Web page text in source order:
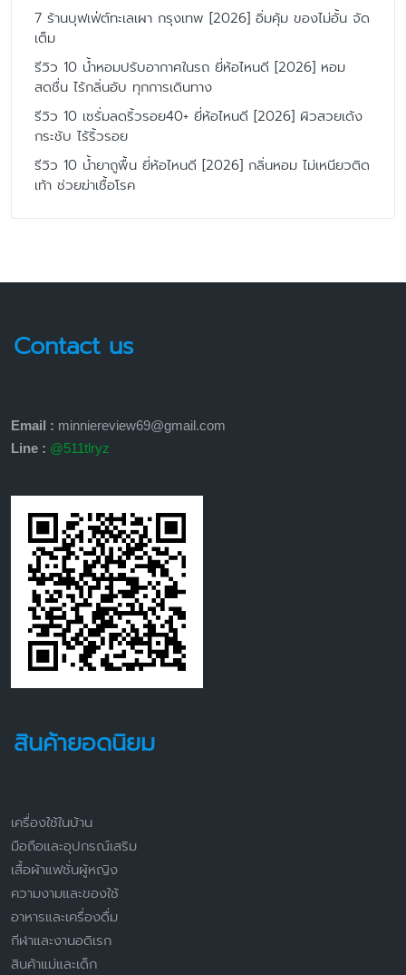
7 ร้านบุฟเฟ่ต์ทะเลเผา กรุงเทพ [2026] อิ่มคุ้ม ของไม่อั้น จัด
เต็ม
รีวิว 10 น้ำหอมปรับอากาศในรถ ยี่ห้อไหนดี [2026] หอม
สดชื่น ไร้กลิ่นอับ ทุกการเดินทาง
รีวิว 10 เซรั่มลดริ้วรอย40+ ยี่ห้อไหนดี [2026] ผิวสวยเด้ง
กระชับ ไร้ริ้วรอย
รีวิว 10 น้ำยาถูพื้น ยี่ห้อไหนดี [2026] กลิ่นหอม ไม่เหนียวติด
เท้า ช่วยฆ่าเชื้อโรค
Contact us
Email : minniereview69@gmail.com
Line : @511tlryz
สินค้ายอดนิยม
เครื่องใช้ในบ้าน
มือถือและอุปกรณ์เสริม
เสื้อผ้าแฟชั่นผู้หญิง
ความงามและของใช้
อาหารและเครื่องดื่ม
กีฬาและงานอดิเรก
สินค้าแม่และเด็ก